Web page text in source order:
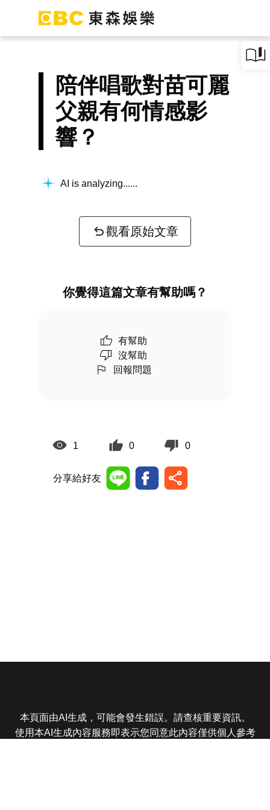
陪伴唱歌對苗可麗
父親有何情感影
響？
AI is analyzing...
觀看原始文章
你覺得這篇文章有幫助嗎？
有幫助
沒幫助
回報問題
1 0 0
分享給好友
本頁面由AI生成，可能會發生錯誤。請查核重要資訊。
使用本AI生成內容服務即表示您同意此內容僅供個人參考